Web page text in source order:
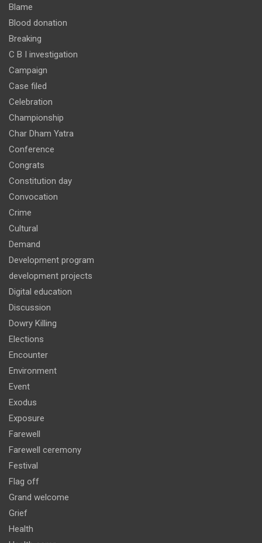
Blame
Blood donation
Breaking
C B I investigation
Campaign
Case filed
Celebration
Championship
Char Dham Yatra
Conference
Congrats
Constitution day
Convocation
Crime
Cultural
Demand
Development program
development projects
Digital education
Discussion
Dowry Killing
Elections
Encounter
Environment
Event
Exodus
Exposure
Farewell
Farewell ceremony
Festival
Flag off
Grand welcome
Grief
Health